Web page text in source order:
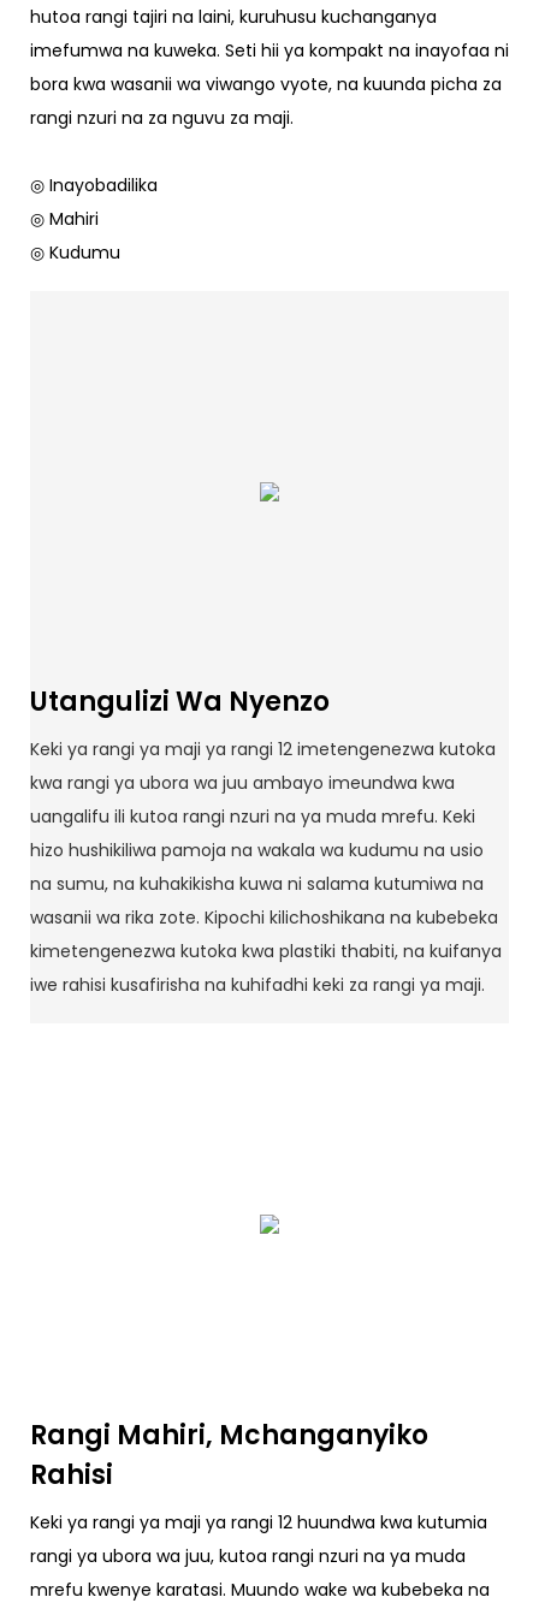
hutoa rangi tajiri na laini, kuruhusu kuchanganya
imefumwa na kuweka. Seti hii ya kompakt na inayofaa ni
bora kwa wasanii wa viwango vyote, na kuunda picha za
rangi nzuri na za nguvu za maji.
◎ Inayobadilika
◎ Mahiri
◎ Kudumu
Utangulizi Wa Nyenzo
Keki ya rangi ya maji ya rangi 12 imetengenezwa kutoka
kwa rangi ya ubora wa juu ambayo imeundwa kwa
uangalifu ili kutoa rangi nzuri na ya muda mrefu. Keki
hizo hushikiliwa pamoja na wakala wa kudumu na usio
na sumu, na kuhakikisha kuwa ni salama kutumiwa na
wasanii wa rika zote. Kipochi kilichoshikana na kubebeka
kimetengenezwa kutoka kwa plastiki thabiti, na kuifanya
iwe rahisi kusafirisha na kuhifadhi keki za rangi ya maji.
Rangi Mahiri, Mchanganyiko
Rahisi
Keki ya rangi ya maji ya rangi 12 huundwa kwa kutumia
rangi ya ubora wa juu, kutoa rangi nzuri na ya muda
mrefu kwenye karatasi. Muundo wake wa kubebeka na